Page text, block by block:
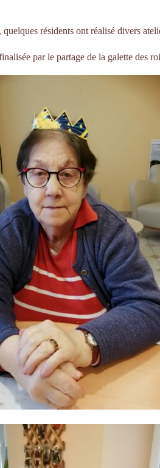
résidents ont réalisé divers
par le partage de la galette des